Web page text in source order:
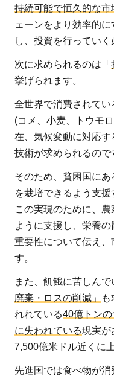
持続可能で恒久的な市
ェーンをより効率的
し、投資を行っていく
次に求められるのは「
挙げられます。
全世界で消費されて
(コメ、小麦、トウモ
在、気候変動に対応
技術が求められるので
そのため、貧困国に
を栽培できるよう支援
この実現のために、
ように支援し、栄養
重要性について伝え
す。
また、飢餓に苦しんで
廃棄・ロスの削減」
れれている40億トン
に失われている現実が
7,500億米ドル近くに
先進国では食べ物が